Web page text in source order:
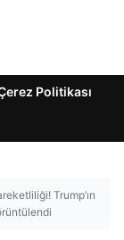
Politikası
Trump’ın